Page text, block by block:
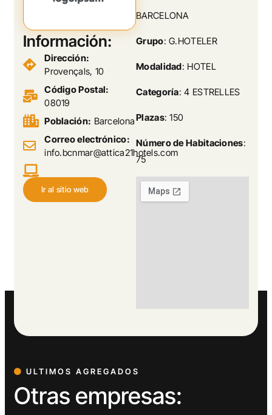
BARCELONA
Grupo: G.HOTELER
Modalidad: HOTEL
Categoría: 4 ESTRELLES
Plazas: 150
Número de Habitaciones:
75
Información:
Dirección:
Provençals, 10
Código Postal:
08019
Población: Barcelona
Correo electrónico:
info.bcnmar@attica21hotels.com
Ir al sitio web
ULTIMOS AGREGADOS
Otras empresas: